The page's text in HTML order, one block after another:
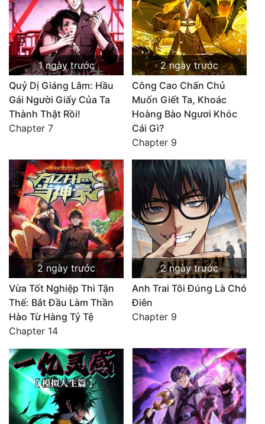
1 ngày trước
Quỷ Dị Giáng Lâm: Hầu
Gái Người Giấy Của Ta
Thành Thật Rồi!
Chapter 7
2 ngày trước
Công Cao Chấn Chủ
Muốn Giết Ta, Khoác
Hoàng Bào Ngươi Khóc
Cái Gì?
Chapter 9
2 ngày trước
Vừa Tốt Nghiệp Thì Tận
Thế: Bắt Đầu Làm Thần
Hào Từ Hàng Tỷ Tệ
Chapter 14
2 ngày trước
Anh Trai Tôi Đúng Là Chó
Điên
Chapter 9